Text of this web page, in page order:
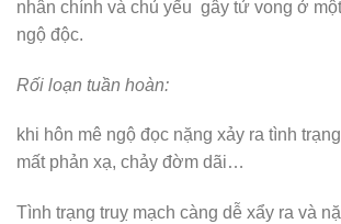
nhân chính và chủ yếu gây tử vong ở
ngộ độc.
Rối loạn tuần hoàn:
khi hôn mê ngộ đọc nặng xảy ra tình
mất phản xạ, chảy đờm dãi…
Tình trạng truỵ mạch càng dễ xẩy ra và